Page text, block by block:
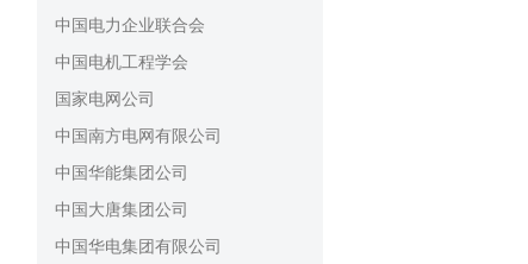
中国电力企业联合会
中国电机工程学会
国家电网公司
中国南方电网有限公司
中国华能集团公司
中国大唐集团公司
中国华电集团有限公司